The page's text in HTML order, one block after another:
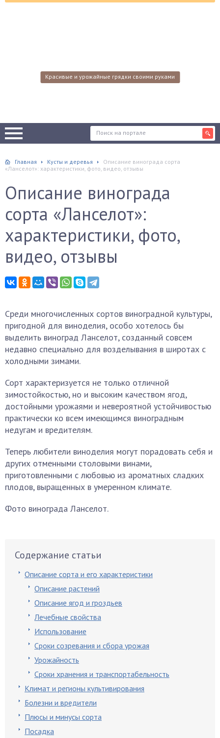
Красивые и урожайные грядки своими руками
Главная Кусты и деревья
Описание винограда сорта
«Ланселот»: характеристики, фото, видео, отзывы
Описание винограда
сорта «Ланселот»:
характеристики, фото,
видео, отзывы
Среди многочисленных сортов виноградной культуры,
пригодной для виноделия, особо хотелось бы
выделить виноград Ланселот, созданный совсем
недавно специально для возделывания в широтах с
холодными зимами.
Сорт характеризуется не только отличной
зимостойкостью, но и высоким качеством ягод,
достойными урожаями и невероятной устойчивостью
практически ко всем имеющимся виноградным
недугам и вредителям.
Теперь любители виноделия могут порадовать себя и
других отменными столовыми винами,
приготовленными с любовью из ароматных сладких
плодов, выращенных в умеренном климате.
Фото винограда Ланселот.
Содержание статьи
Описание сорта и его характеристики
Описание растений
Описание ягод и гроздьев
Лечебные свойства
Использование
Сроки созревания и сбора урожая
Урожайность
Сроки хранения и транспортабельность
Климат и регионы культивирования
Болезни и вредители
Плюсы и минусы сорта
Посадка